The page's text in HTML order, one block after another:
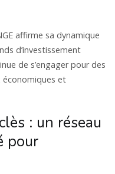
affirme sa dynamique
d’investissement
de s’engager pour des
et
: un réseau
pour